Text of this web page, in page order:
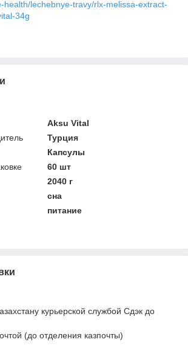
health/lechebnye-travy/rlx-melissa-extract-
34g
Aksu Vital
Турция
Капсулы
60 шт
2040 г
сна
питание
курьерской службой Сдэк до
(до отделения казпочты)